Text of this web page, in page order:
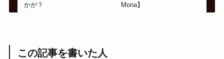
かが？
Mona】
この記事を書いた人